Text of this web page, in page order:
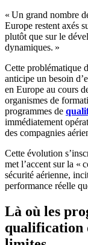
« Un grand nombre
Europe restent axés
plutôt que sur le
dynamiques. »
Cette problématique
anticipe un besoin
en Europe au cours
organismes de
programmes de
immédiatement
des compagnies
Cette évolution
met l’accent sur la «
sécurité aérienne,
performance réelle
Là où les
qualification